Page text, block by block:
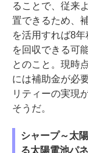
ることで、従来
置できるため、
を活用すれば8
を回収できる可
とのこと。現時
には補助金が必
リティーの実現
そうだ。
シャープ～太
る太陽電池パ